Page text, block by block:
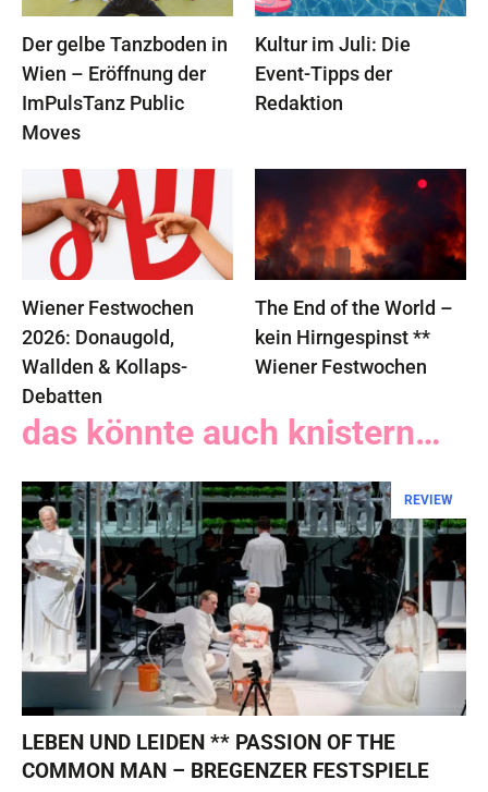
Der gelbe Tanzboden in
Wien – Eröffnung der
ImPulsTanz Public
Moves
Kultur im Juli: Die
Event-Tipps der
Redaktion
Wiener Festwochen
2026: Donaugold,
Wallden & Kollaps-
Debatten
The End of the World –
kein Hirngespinst **
Wiener Festwochen
das könnte auch knistern…
REVIEW
LEBEN UND LEIDEN ** PASSION OF THE
COMMON MAN – BREGENZER FESTSPIELE